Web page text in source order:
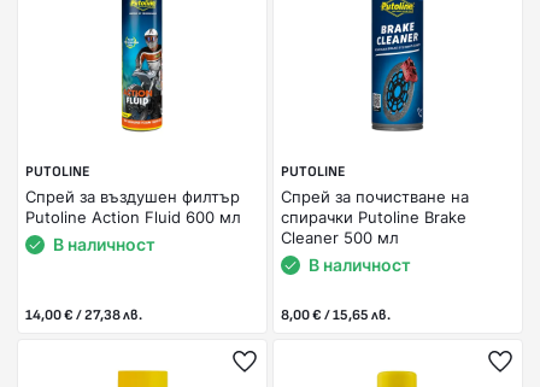
PUTOLINE
Спрей за въздушен филтър
Putoline Action Fluid 600 мл
В наличност
14,00 € / 27,38 лв.
PUTOLINE
Спрей за почистване на
спирачки Putoline Brake
Cleaner 500 мл
В наличност
8,00 € / 15,65 лв.